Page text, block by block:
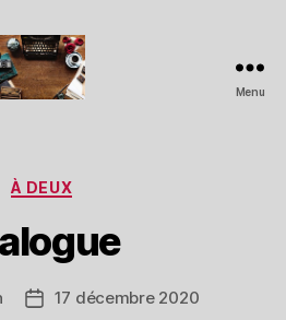
Menu
Catégories
À DEUX
Date17 décembre 2020